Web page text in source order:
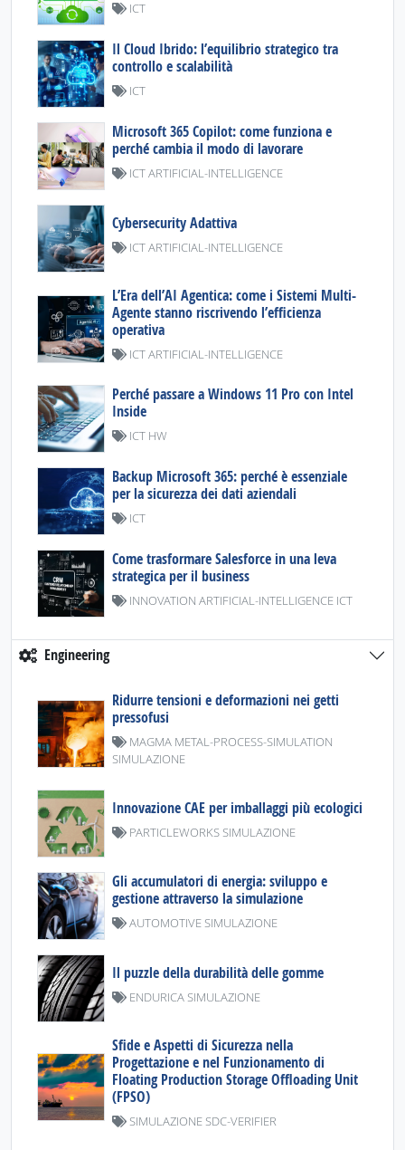
ICT
Il Cloud Ibrido: l’equilibrio strategico tra
controllo e scalabilità
ICT
Microsoft 365 Copilot: come funziona e
perché cambia il modo di lavorare
ICT ARTIFICIAL-INTELLIGENCE
Cybersecurity Adattiva
ICT ARTIFICIAL-INTELLIGENCE
L’Era dell’AI Agentica: come i Sistemi Multi-
Agente stanno riscrivendo l’efficienza
operativa
ICT ARTIFICIAL-INTELLIGENCE
Perché passare a Windows 11 Pro con Intel
Inside
ICT HW
Backup Microsoft 365: perché è essenziale
per la sicurezza dei dati aziendali
ICT
Come trasformare Salesforce in una leva
strategica per il business
INNOVATION ARTIFICIAL-INTELLIGENCE ICT
Engineering
Ridurre tensioni e deformazioni nei getti
pressofusi
MAGMA METAL-PROCESS-SIMULATION
SIMULAZIONE
Innovazione CAE per imballaggi più ecologici
PARTICLEWORKS SIMULAZIONE
Gli accumulatori di energia: sviluppo e
gestione attraverso la simulazione
AUTOMOTIVE SIMULAZIONE
Il puzzle della durabilità delle gomme
ENDURICA SIMULAZIONE
Sfide e Aspetti di Sicurezza nella
Progettazione e nel Funzionamento di
Floating Production Storage Offloading Unit
(FPSO)
SIMULAZIONE SDC-VERIFIER